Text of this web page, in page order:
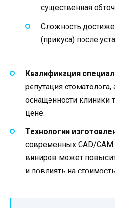
существенная
Сложность
(прикуса) после
Квалификация
репутация
оснащенности клиники
цене.
Технологии
современных CAD/CAM
виниров может
и повлиять на